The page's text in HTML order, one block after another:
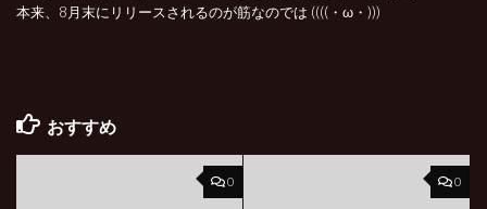
本来、8月末にリリースされるのが筋なのでは ((((・ω・)))
おすすめ
0 0